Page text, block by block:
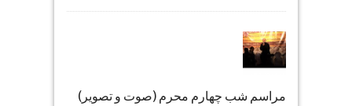
مراسم شب چهارم محرم (صوت و تصویر)